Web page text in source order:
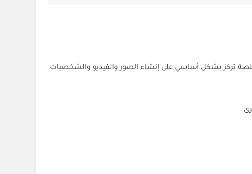
تركز بشكل أساسي على إنشاء الصور والفيديو والشخصيات